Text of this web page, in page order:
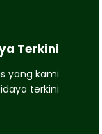
Terkini
yang kami
terkini